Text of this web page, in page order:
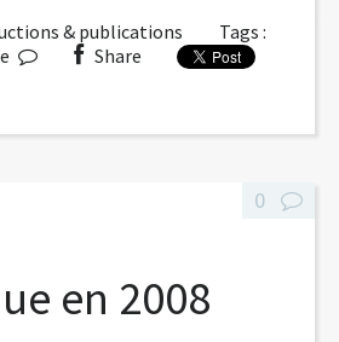
& publications
Tags :
Share
en 2008
0